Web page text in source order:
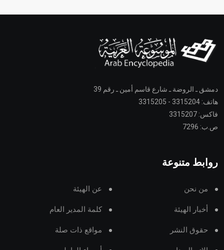
دمشق ـ الروضة ـ شارع قاسم أمين ـ رقم 39
هاتف: 3315204 - 3315205
فاكس: 3315207
ص.ب: 7296
روابط متنوعة
من نحن عن الهيئة
أخبار الهيئة كلمة المدير العام
حقوق النشر مواقع ذات صلة